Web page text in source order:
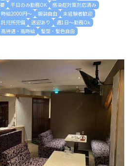
平日のみ勤務OK
感染症対策対応済み
時給2000円～ 服装自由
未経験者歓迎
託児所完備 送迎あり
週1日～勤務Ok
高待遇・高時給 髪型・髪色自由